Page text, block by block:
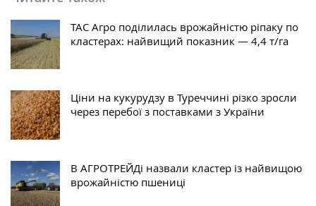
ТАС Агро поділилась врожайністю ріпаку по
кластерах: найвищий показник — 4,4 т/га
Ціни на кукурудзу в Туреччині різко зросли
через перебої з поставками з України
В АГРОТРЕЙДі назвали кластер із найвищою
врожайністю пшениці